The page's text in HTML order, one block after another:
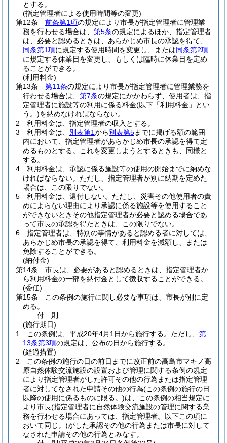
とする。
(指定管理者による使用時間等の変更)
第12条
前条第1項の規定により市長が指定管理者に管理業
務を行わせる場合は、 第5条の規定によるほか、指定管理者
は、必要と認めるときは、あらかじめ市長の承認を得て、
同条第1項に規定する使用時間を変更し、または同条第2項
に規定する休業日を変更し、もしくは臨時に休業日を定め
ることができる。
(利用料金)
第13条
第11条の規定により市長が指定管理者に管理業務を
行わせる場合は、 第7条の規定にかかわらず、使用者は、指
定管理者に施設等の利用に係る料金(以下「利用料金」とい
う。)を納めなければならない。
2
利用料金は、指定管理者の収入とする。
3
利用料金は、 別表第1から別表第5までに掲げる額の範囲
内において、指定管理者があらかじめ市長の承認を得て定
めるものとする。
これを変更しようとするときも、同様と
する。
4
利用料金は、承認に係る施設等の使用の開始までに納めな
ければならない。 ただし、指定管理者が別に納期を定めた
場合は、この限りでない。
5
利用料金は、還付しない。 ただし、災害その他使用者の責
めによらない理由により承認に係る施設等を使用すること
ができないときその他指定管理者が必要と認める場合であ
って市長の承認を得たときは、この限りでない。
6
指定管理者は、特別の事情があると認める者に対しては、
あらかじめ市長の承認を得て、利用料金を減額し、または
免除することができる。
(納付金)
第14条
市長は、必要があると認めるときは、指定管理者か
ら利用料金の一部を納付金として徴収することができる。
(委任)
第15条
この条例の施行に関し必要な事項は、市長が別に定
める。
付 則
(施行期日)
1
この条例は、平成20年4月1日から施行する。 ただし、 第
13条第3項の規定は、公布の日から施行する。
(経過措置)
2
この条例の施行の日の前日までに改正前の高島市マキノ高
原自然体験交流施設の設置および管理に関する条例の規定
により指定管理者がした許可その他の行為または指定管理
者に対してなされた申請その他の行為(この条例の施行の日
以降の使用に係るものに限る。)は、この条例の相当規定に
より市長(指定管理者に自然体験交流施設の管理に関する業
務を行わせる場合にあっては、指定管理者。以下この項に
おいて同じ。)がした承認その他の行為または市長に対して
なされた申請その他の行為とみなす。